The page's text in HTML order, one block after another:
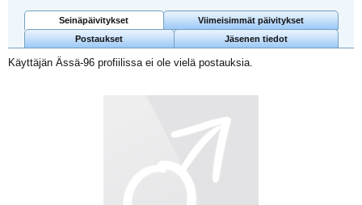
Seinäpäivitykset
Viimeisimmät päivitykset
Postaukset
Jäsenen tiedot
Käyttäjän Ässä-96 profiilissa ei ole vielä postauksia.